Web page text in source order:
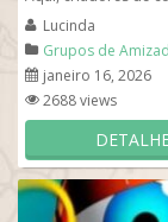
conectam para
Lucinda
Grupos de
janeiro 16, 2026
2688 views